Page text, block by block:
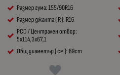
Размер гума: 155/90R16
Размер джанта ( R ): R16
PCD / Централен отвор:
5x114,3x67,1
Общ диаметър ( см ): 69cm